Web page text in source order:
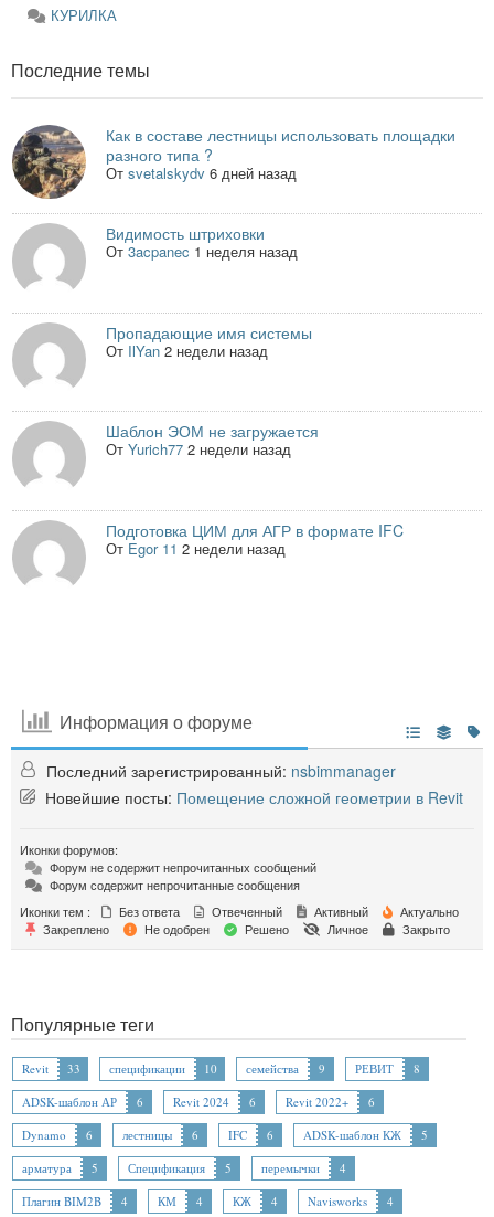
КУРИЛКА
Последние темы
Как в составе лестницы использовать площадки
разного типа ?
Отsvetalskydv 6 дней назад
Видимость штриховки
От3acpanec 1 неделя назад
Пропадающие имя системы
От IlYan 2 недели назад
Шаблон ЭОМ не загружается
ОтYurich77 2 недели назад
Подготовка ЦИМ для АГР в формате IFC
От Egor 11 2 недели назад
Информация о форуме
Последний зарегистрированный: nsbimmanager
Новейшие посты: Помещение сложной геометрии в Revit
Иконки форумов:
Форум не содержит непрочитанных сообщений
Форум содержит непрочитанные сообщения
Иконки тем :
Без ответа Отвеченный Активный
Актуально
Закреплено
Не одобрен Решено Личное Закрыто
Популярные теги
Revit 33 спецификации 10 семейства 9 РЕВИТ
8
ADSK-шаблон АР
6 Revit 2024 6 Revit 2022+
6
Dynamo
6 лестницы 6 IFC 6 ADSK-шаблон КЖ
5
арматура
5 Спецификация 5 перемычки
4
Плагин BIM2B
4 КМ 4 КЖ 4 Navisworks 4